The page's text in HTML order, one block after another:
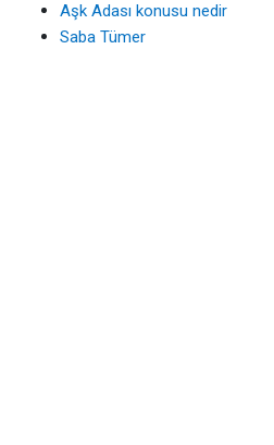
Aşk Adası konusu nedir
Saba Tümer